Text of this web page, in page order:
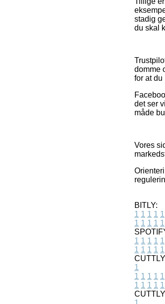
stadig
du skal
domme
for at
det ser
måde
Vores
BITLY:
1 1 1 1 1
1 1 1 1 1
1 1 1 1 1
1 1 1 1 1
1
1 1 1 1 1
1 1 1 1 1